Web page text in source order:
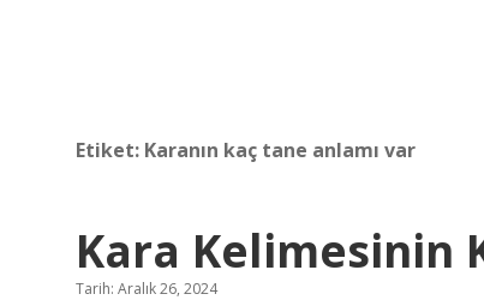
Etiket: Karanın kaç tane anlamı var
Kara Kelimesinin
Tarih: Aralık 26, 2024